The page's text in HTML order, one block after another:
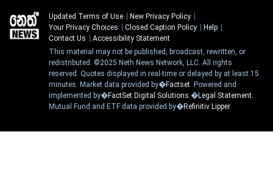
Updated Terms of Use
New Privacy Policy
Your Privacy Choices
Closed Caption Policy
Help
Contact Us
Accessibility Statement
This material may not be published, broadcast, rewritten, or
redistributed. ©2025 Neth News Network, LLC. All rights
reserved. Quotes displayed in real-time or delayed by at least 15
minutes. Market data provided by�Factset. Powered and
implemented by�FactSet Digital Solutions.�Legal Statement.
Mutual Fund and ETF data provided by�Refinitiv Lipper.